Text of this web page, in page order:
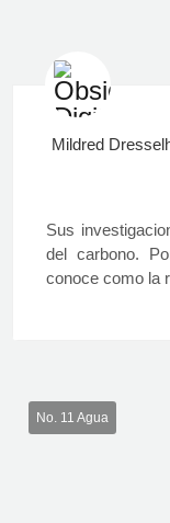
Mildred
Sus
del carbono.
conoce como la
No. 11 Agua